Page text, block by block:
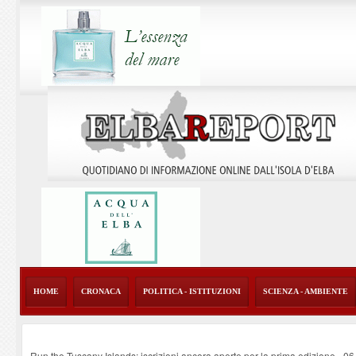
HOME CRONACA POLITICA - ISTITUZIONI SCIENZA - AMBIENTE